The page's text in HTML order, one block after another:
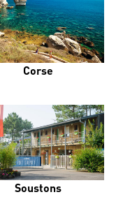
Corse
Soustons